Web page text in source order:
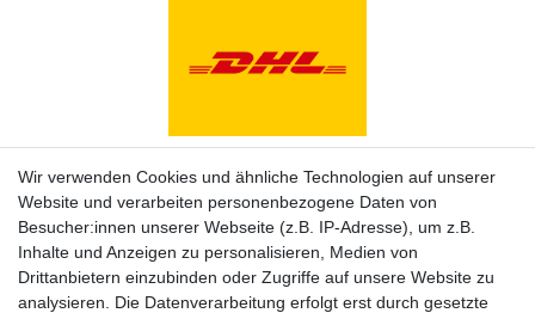
Zahlungsarten
Wir verwenden Cookies und ähnliche Technologien auf unserer
Website und verarbeiten personenbezogene Daten von
Besucher:innen unserer Webseite (z.B. IP-Adresse), um z.B.
Inhalte und Anzeigen zu personalisieren, Medien von
Drittanbietern einzubinden oder Zugriffe auf unsere Website zu
analysieren. Die Datenverarbeitung erfolgt erst durch gesetzte